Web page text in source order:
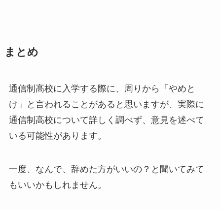
まとめ
通信制高校に入学する際に、周りから「やめと
け」と言われることがあると思いますが、実際に
通信制高校について詳しく調べず、意見を述べて
いる可能性があります。
一度、なんで、辞めた方がいいの？と聞いてみて
もいいかもしれません。